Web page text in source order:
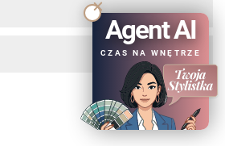
Agent AI
CZAS NA WNĘTRZE